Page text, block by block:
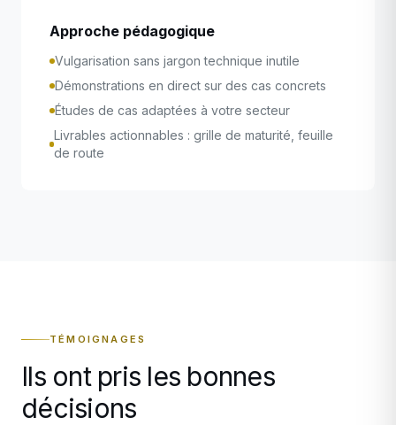
Approche pédagogique
Vulgarisation sans jargon technique inutile
Démonstrations en direct sur des cas concrets
Études de cas adaptées à votre secteur
Livrables actionnables : grille de maturité, feuille
de route
TÉMOIGNAGES
Ils ont pris les bonnes
décisions